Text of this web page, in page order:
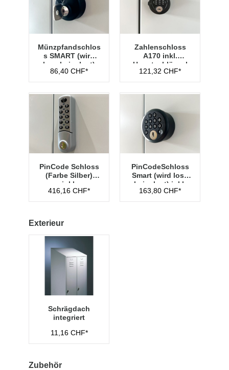
Münzpfandschlos
s SMART (wird
lose beigelegt)
86,40 CHF*
Zahlenschloss
A170 inkl.
Hauptschlüssel
Typ 1
121,32 CHF*
PinCode Schloss
(Farbe Silber)
inkl.
Hauptschlüssel
Typ 1
416,16 CHF*
PinCodeSchloss
Smart (wird lose
beigelegt) inkl.
Managementschl
üssel
163,80 CHF*
Exterieur
Schrägdach
integriert
11,16 CHF*
Zubehör